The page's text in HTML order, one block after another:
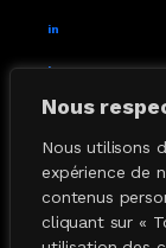
Nous
Nous utilisons
expérience de
contenus
cliquant sur «
in
ks
ky
la
Lampe de table